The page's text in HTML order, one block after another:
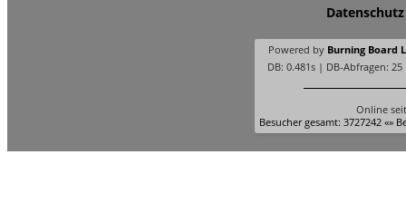
Datenschutz
Powered by Burning Board
DB: 0.481s | DB-Abfragen:
Online
Besucher gesamt: 3727242 «»